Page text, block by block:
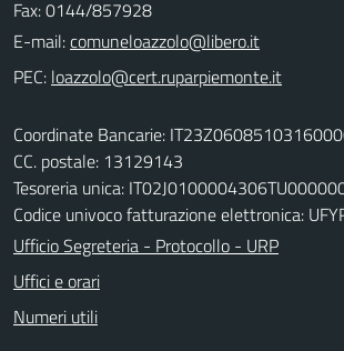
Fax: 0144/857928
E-mail:
PEC:
Coordinate Bancarie:
CC. postale: 13129143
Tesoreria unica:
Codice univoco fatturazione elettronica:
Ufficio Segreteria - Protocollo - URP
Uffici e orari
Numeri utili